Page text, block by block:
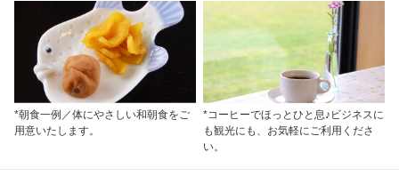
*朝食一例／体にやさしい和朝食をご
用意いたします。
*コーヒーでほっとひと息♪ビジネスに
も観光にも、お気軽にご利用くださ
い。